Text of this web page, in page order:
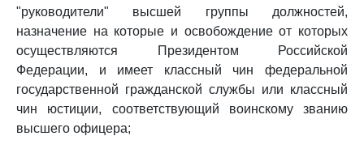
"руководители" высшей группы должностей,
назначение на которые и освобождение от которых
осуществляются Президентом Российской
Федерации, и имеет классный чин федеральной
государственной гражданской службы или классный
чин юстиции, соответствующий воинскому званию
высшего офицера;